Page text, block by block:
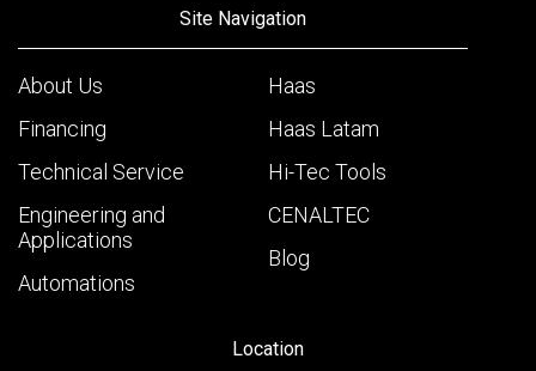
Site Navigation
About Us
Financing
Technical Service
Engineering and
Applications
Automations
Haas
Haas Latam
Hi-Tec Tools
CENALTEC
Blog
Location